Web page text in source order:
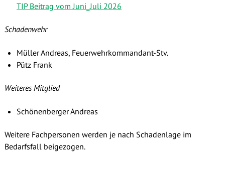
TIP Beitrag vom Juni_Juli 2026
Schadenwehr
Müller Andreas, Feuerwehrkommandant-Stv.
Pütz Frank
Weiteres Mitglied
Schönenberger Andreas
Weitere Fachpersonen werden je nach Schadenlage im
Bedarfsfall beigezogen.